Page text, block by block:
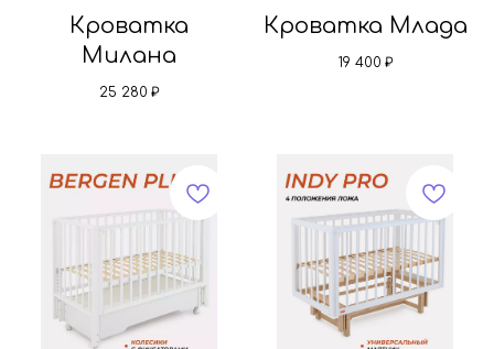
Кроватка
Милана
25 280 ₽
Кроватка Млада
19 400 ₽